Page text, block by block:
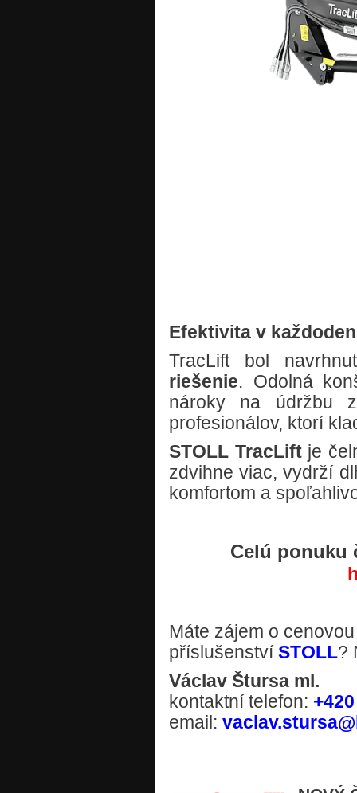
Efektivita v
TracLift bol
riešenie. Odolná
nároky na údržbu
profesionálov, ktorí
STOLL TracLiftje
zdvihne viac, vydrží
komfortom a
Celú ponuku
Máte zájem o
příslušenství STOLL?
Václav Štursa ml.
kontaktní telefon:
email: